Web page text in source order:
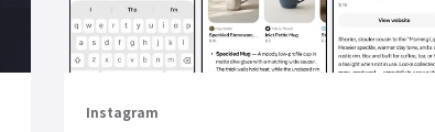
Instagram